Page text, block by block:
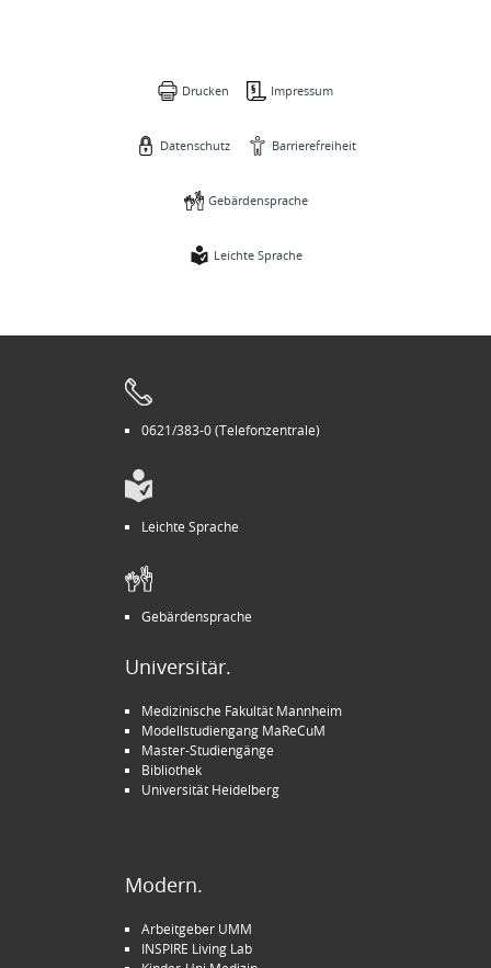
Drucken Impressum
Datenschutz Barrierefreiheit
Gebärdensprache
Leichte Sprache
0621/383-0 (Telefonzentrale)
Leichte Sprache
Gebärdensprache
Universitär.
Medizinische Fakultät Mannheim
Modellstudiengang MaReCuM
Master-Studiengänge
Bibliothek
Universität Heidelberg
Modern.
Arbeitgeber UMM
INSPIRE Living Lab